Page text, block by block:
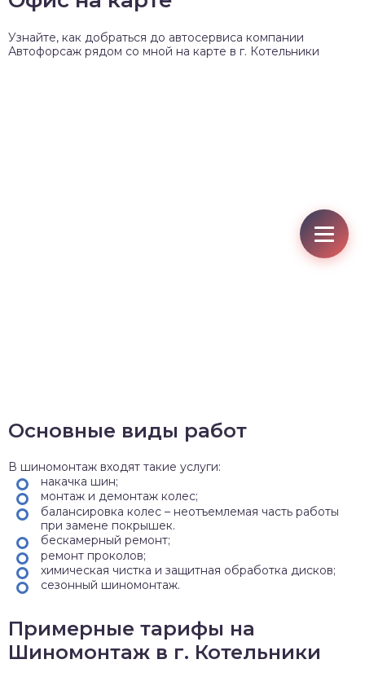
Узнайте, как добраться до автосервиса компании
Автофорсаж рядом со мной на карте в г. Котельники
Основные виды работ
В шиномонтаж входят такие услуги:
накачка шин;
монтаж и демонтаж колес;
балансировка колес – неотъемлемая часть работы
при замене покрышек.
бескамерный ремонт;
ремонт проколов;
химическая чистка и защитная обработка дисков;
сезонный шиномонтаж.
Примерные тарифы на
Шиномонтаж в г. Котельники